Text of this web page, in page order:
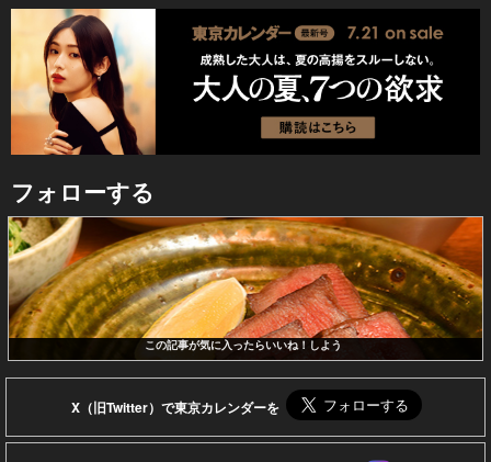
フォローする
この記事が気に入ったらいいね！しよう
X（旧Twitter）で東京カレンダーを